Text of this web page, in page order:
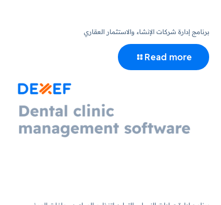
برنامج إدارة شركات الإنشاء والاستثمار العقاري
Read more